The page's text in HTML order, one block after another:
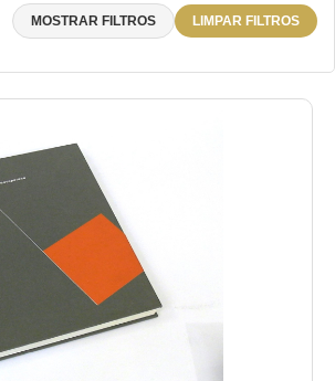
MOSTRAR FILTROS LIMPAR FILTROS